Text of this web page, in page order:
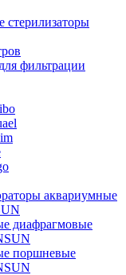
стерилизаторы
фильтрации
аквариумные
диафрагмовые
поршневые